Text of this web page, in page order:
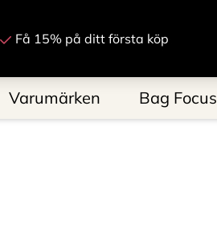
Få 15% på ditt första köp
Varumärken Bag Focus